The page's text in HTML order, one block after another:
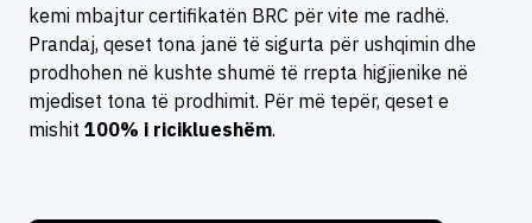
kemi mbajtur certifikatën BRC për vite me radhë.
Prandaj, qeset tona janë të sigurta për ushqimin dhe
prodhohen në kushte shumë të rrepta higjienike në
mjediset tona të prodhimit. Për më tepër, qeset e
mishit 100% i riciklueshëm.